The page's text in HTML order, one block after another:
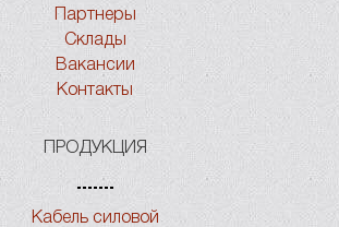
Партнеры
Склады
Вакансии
Контакты
ПРОДУКЦИЯ
Кабель силовой